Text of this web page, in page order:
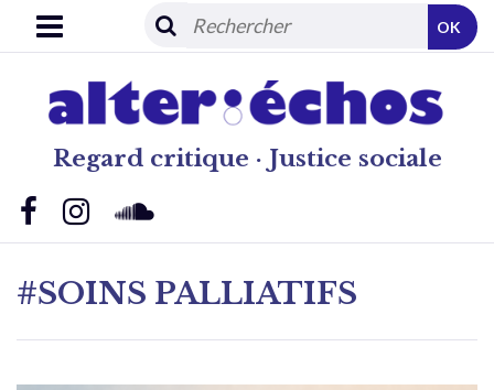
Regard critique · Justice sociale
OK
#SOINS PALLIATIFS